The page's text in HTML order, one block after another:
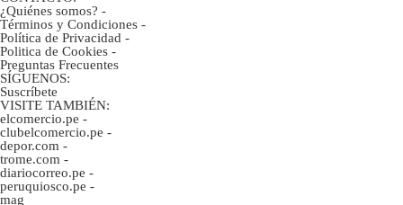
¿Quiénes somos? -
Términos y Condiciones -
Política de Privacidad -
Politica de Cookies -
Preguntas Frecuentes
SÍGUENOS:
Suscríbete
VISITE TAMBIÉN:
elcomercio.pe -
clubelcomercio.pe -
depor.com -
trome.com -
diariocorreo.pe -
peruquiosco.pe -
mag